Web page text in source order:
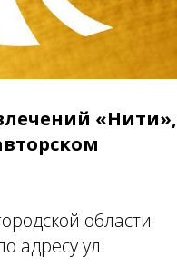
«Нити»,
области
адресу ул.